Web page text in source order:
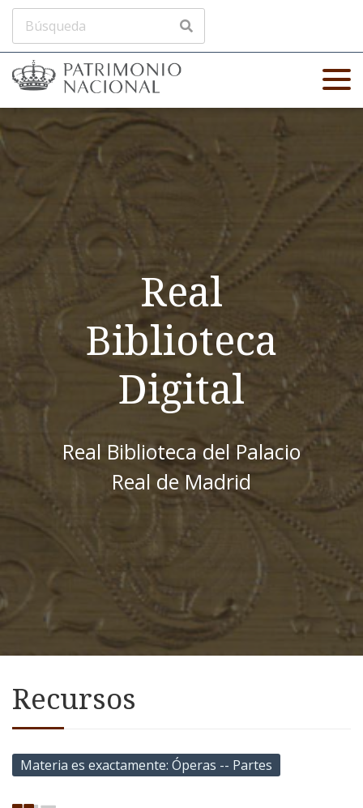
Real
Biblioteca
Digital
Real Biblioteca del Palacio
Real de Madrid
Recursos
Materia es exactamente Óperas -- Partes